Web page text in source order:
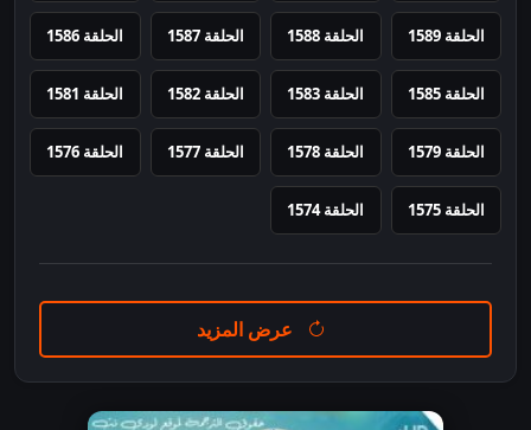
الحلقة 1589 الحلقة 1588 الحلقة 1587 الحلقة 1586
الحلقة 1585 الحلقة 1583 الحلقة 1582 الحلقة 1581
الحلقة 1579 الحلقة 1578 الحلقة 1577 الحلقة 1576
الحلقة 1575 الحلقة 1574
عرض المزيد